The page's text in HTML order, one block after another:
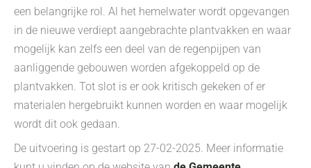
een belangrijke rol. Al het hemelwater wordt opgevangen
in de nieuwe verdiept aangebrachte plantvakken en waar
mogelijk kan zelfs een deel van de regenpijpen van
aanliggende gebouwen worden afgekoppeld op de
plantvakken. Tot slot is er ook kritisch gekeken of er
materialen hergebruikt kunnen worden en waar mogelijk
wordt dit ook gedaan.
De uitvoering is gestart op 27-02-2025. Meer informatie